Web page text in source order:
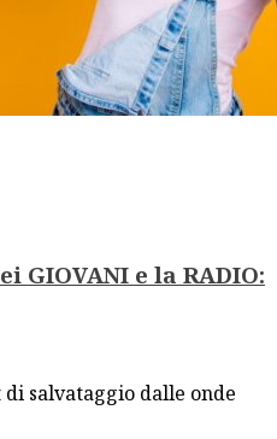
GIOVANI e la RADIO:
salvataggio dalle onde